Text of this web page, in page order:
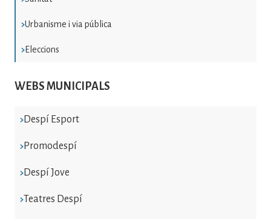
Urbanisme i via pública
Eleccions
WEBS MUNICIPALS
Despí Esport
Promodespí
Despí Jove
Teatres Despí